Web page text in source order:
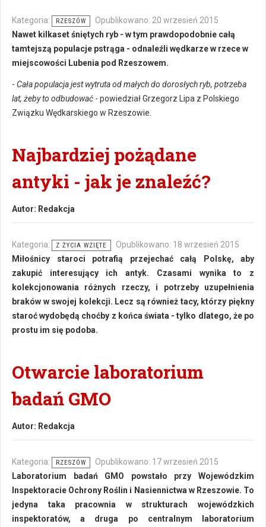
Kategoria: RZESZÓW
Opublikowano: 20 wrzesień 2015
Nawet kilkaset śniętych ryb - w tym prawdopodobnie całą
tamtejszą populacje pstrąga - odnaleźli wędkarze w rzece w
miejscowości Lubenia pod Rzeszowem.
- Cała populacja jest wytruta od małych do dorosłych ryb, potrzeba
lat, żeby to odbudować - powiedział Grzegorz Lipa z Polskiego
Związku Wędkarskiego w Rzeszowie.
Najbardziej pożądane
antyki - jak je znaleźć?
Autor: Redakcja
Kategoria: Z ŻYCIA WZIĘTE
Opublikowano: 18 wrzesień 2015
Miłośnicy staroci potrafią przejechać całą Polskę, aby
zakupić interesujący ich antyk. Czasami wynika to z
kolekcjonowania różnych rzeczy, i potrzeby uzupełnienia
braków w swojej kolekcji. Lecz są również tacy, którzy piękny
staroć wydobędą choćby z końca świata - tylko dlatego, że po
prostu im się podoba.
Otwarcie laboratorium
badań GMO
Autor: Redakcja
Kategoria: RZESZÓW
Opublikowano: 17 wrzesień 2015
Laboratorium badań GMO powstało przy Wojewódzkim
Inspektoracie Ochrony Roślin i Nasiennictwa w Rzeszowie. To
jedyna taka pracownia w strukturach wojewódzkich
inspektoratów, a druga po centralnym laboratorium